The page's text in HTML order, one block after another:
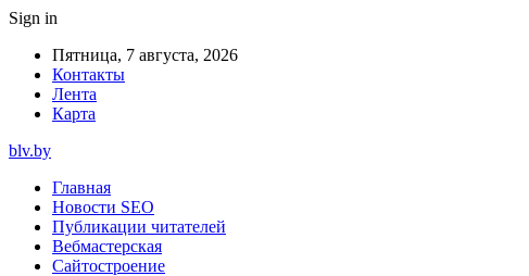
Sign in
Пятница, 7 августа, 2026
Контакты
Лента
Карта
blv.by
Главная
Новости SEO
Публикации читателей
Вебмастерская
Сайтостроение